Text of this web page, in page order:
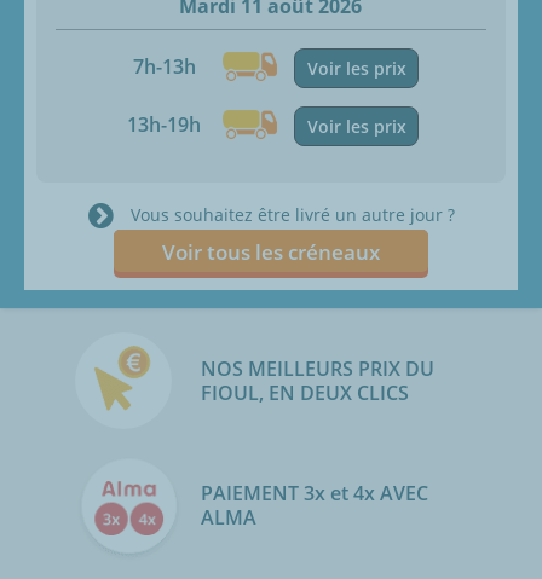
Mardi 11 août 2026
7h-13h Voir les prix
13h-19h Voir les prix
Vous souhaitez être livré un autre jour ?
Voir tous les créneaux
NOS MEILLEURS PRIX DU
FIOUL, EN DEUX CLICS
PAIEMENT 3x et 4x AVEC
ALMA